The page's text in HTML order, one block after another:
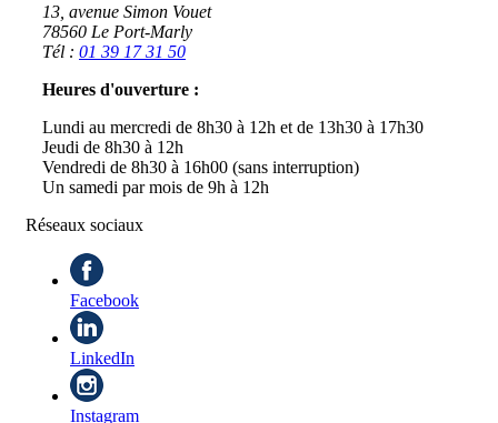
13, avenue Simon Vouet
78560 Le Port-Marly
Tél : 01 39 17 31 50
Heures d'ouverture :
Lundi au mercredi de 8h30 à 12h et de 13h30 à 17h30
Jeudi de 8h30 à 12h
Vendredi de 8h30 à 16h00 (sans interruption)
Un samedi par mois de 9h à 12h
Réseaux sociaux
Facebook
LinkedIn
Instagram